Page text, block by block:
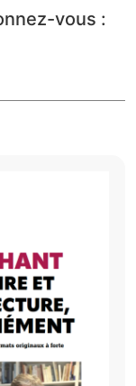
vous :